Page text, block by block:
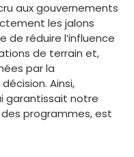
aux gouvernements
les jalons
de réduire l’influence
de terrain et,
par la
Ainsi,
garantissait notre
programmes, est